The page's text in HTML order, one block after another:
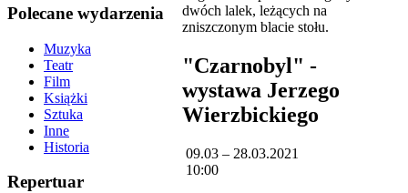
Polecane wydarzenia
Muzyka
Teatr
Film
Książki
Sztuka
Inne
Historia
Repertuar
"Czarnobyl" -
wystawa Jerzego
Wierzbickiego
09.03 – 28.03.2021
10:00